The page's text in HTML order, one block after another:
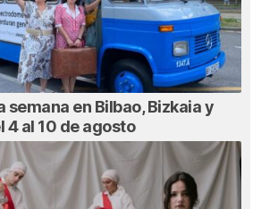
semana en Bilbao, Bizkaia y
4 al 10 de agosto